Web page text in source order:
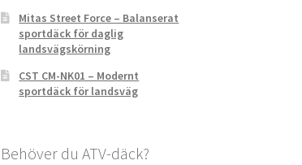
Mitas Street Force – Balanserat
sportdäck för daglig
landsvägskörning
CST CM-NK01 – Modernt
sportdäck för landsväg
Behöver du ATV-däck?